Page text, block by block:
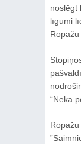
noslēgt
līgumi
“Nekā